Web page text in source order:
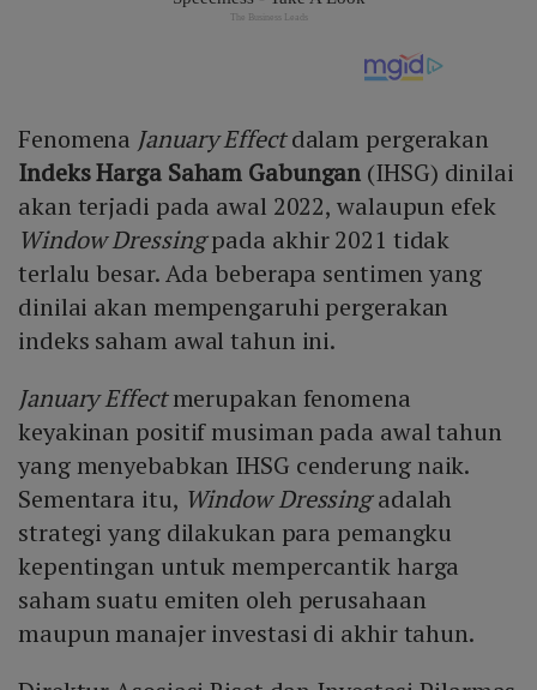
Fenomena January Effectdalam pergerakan
Indeks Harga Saham Gabungan (IHSG) dinilai
akan terjadi pada awal 2022, walaupun efek
Window Dressingpada akhir 2021 tidak
terlalu besar. Ada beberapa sentimen yang
dinilai akan mempengaruhi pergerakan
indeks saham awal tahun ini.
January Effectmerupakan fenomena
keyakinan positif musiman pada awal tahun
yang menyebabkan IHSG cenderung naik.
Sementara itu, Window Dressingadalah
strategi yang dilakukan para pemangku
kepentingan untuk mempercantik harga
saham suatu emiten oleh perusahaan
maupun manajer investasi di akhir tahun.